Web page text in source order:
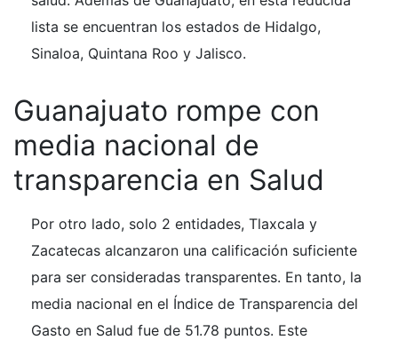
lista se encuentran los estados de Hidalgo,
Sinaloa, Quintana Roo y Jalisco.
Guanajuato rompe con
media nacional de
transparencia en Salud
Por otro lado, solo 2 entidades, Tlaxcala y
Zacatecas alcanzaron una calificación suficiente
para ser consideradas transparentes. En tanto, la
media nacional en el Índice de Transparencia del
Gasto en Salud fue de 51.78 puntos. Este